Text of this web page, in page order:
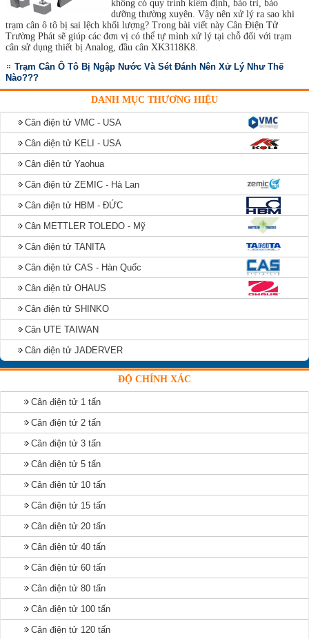
không có quy trình kiểm định, bảo trì, bào
dưỡng thường xuyên. Vậy nên xử lý ra sao khi
trạm cân ô tô bị sai lệch khối lượng? Trong bài viết này Cân Điện Tử
Trường Phát sẽ giúp các đơn vị có thể tự mình xử lý tại chỗ đối với trạm
cân sử dụng thiết bị Analog, đầu cân XK3118K8.
Trạm Cân Ô Tô Bị Ngập Nước Và Sét Đánh Nên Xử Lý Như Thế
Nào???
DANH MỤC THƯƠNG HIỆU
Cân điện tử VMC - USA
Cân điện tử KELI - USA
Cân điện tử Yaohua
Cân điện tử ZEMIC - Hà Lan
Cân điện tử HBM - ĐỨC
Cân METTLER TOLEDO - Mỹ
Cân điện tử TANITA
Cân điện tử CAS - Hàn Quốc
Cân điện tử OHAUS
Cân điện tử SHINKO
Cân UTE TAIWAN
Cân điện tử JADERVER
ĐỘ CHÍNH XÁC
Cân điện tử 1 tấn
Cân điện tử 2 tấn
Cân điện tử 3 tấn
Cân điện tử 5 tấn
Cân điện tử 10 tấn
Cân điện tử 15 tấn
Cân điện tử 20 tấn
Cân điện tử 40 tấn
Cân điện tử 60 tấn
Cân điện tử 80 tấn
Cân điện tử 100 tấn
Cân điện tử 120 tấn